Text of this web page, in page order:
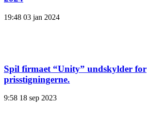
19:48 03 jan 2024
Spil firmaet “Unity” undskylder for
prisstigningerne.
9:58 18 sep 2023